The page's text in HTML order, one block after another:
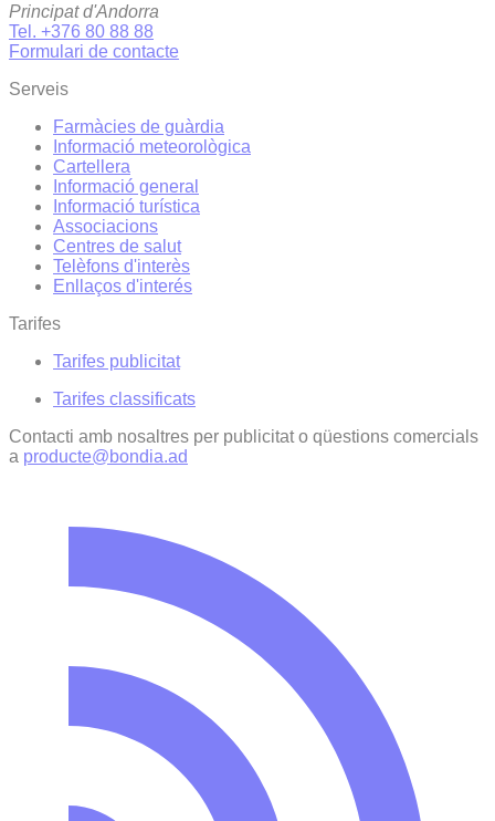
Principat d'Andorra
Tel. +376 80 88 88
Formulari de contacte
Serveis
Farmàcies de guàrdia
Informació meteorològica
Cartellera
Informació general
Informació turística
Associacions
Centres de salut
Telèfons d'interès
Enllaços d'interés
Tarifes
Tarifes publicitat
Tarifes classificats
Contacti amb nosaltres per publicitat o qüestions comercials
a producte@bondia.ad